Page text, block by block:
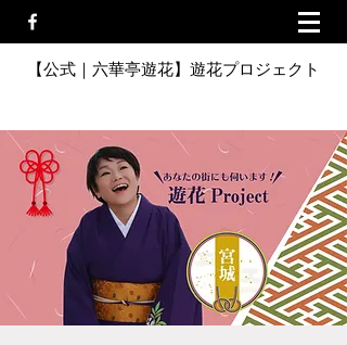
【公式｜六華亭遊花】遊花プロジェクト